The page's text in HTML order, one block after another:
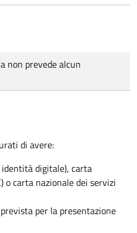
non prevede alcun
di avere:
identità digitale), carta
o carta nazionale dei servizi
per la presentazione